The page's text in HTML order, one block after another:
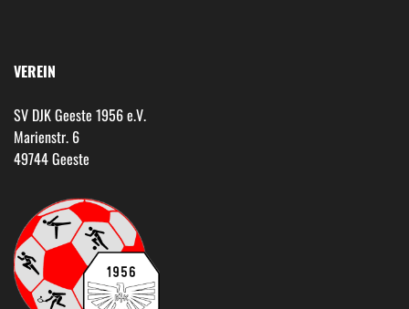
VEREIN
SV DJK Geeste 1956 e.V.
Marienstr. 6
49744 Geeste